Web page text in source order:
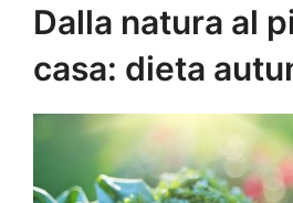
Dalla natura al
casa: dieta